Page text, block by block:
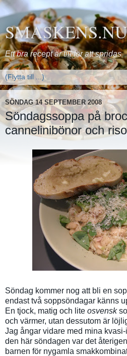
SMASKENS.NU
Ett bra recept är till för att spridas
SÖNDAG 14 SEPTEMBER 2008
Söndagssoppa på
cannelinibönor och
Söndag kommer nog att bli en
endast två soppsöndagar känns
En tjock, matig och lite osvensk
och värmer, utan dessutom är
Jag ångar vidare med mina
den här söndagen var det
barnen för nygamla